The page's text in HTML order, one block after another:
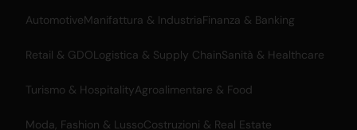
AutomotiveManifattura & IndustriaFinanza & Banking
Retail & GDOLogistica & Supply ChainSanità & Healthcare
Turismo & HospitalityAgroalimentare & Food
Moda, Fashion & LussoCostruzioni & Real Estate